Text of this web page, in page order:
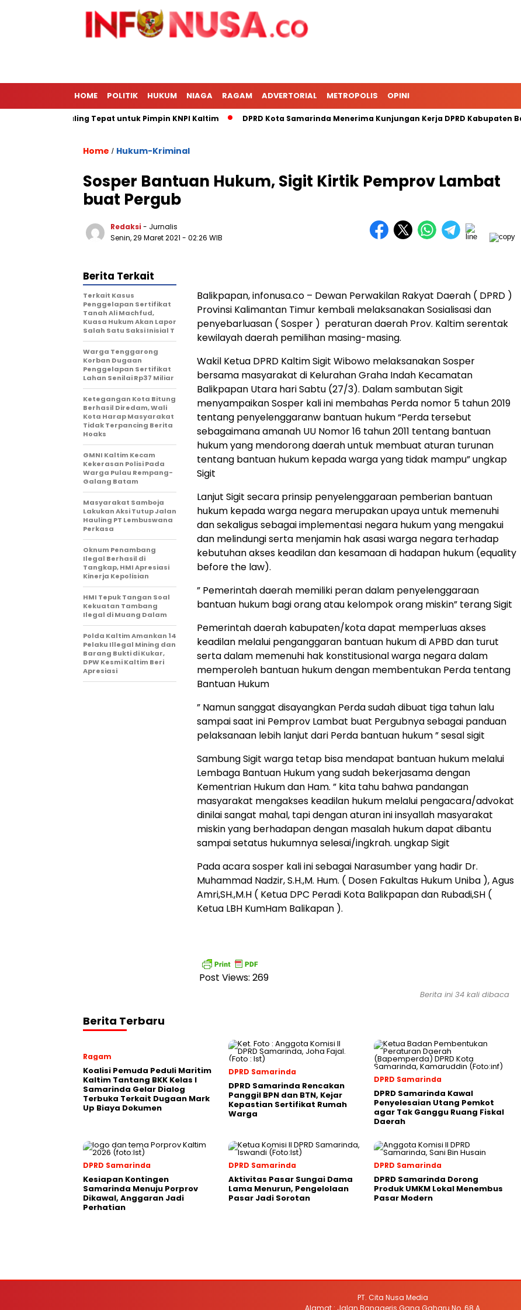
HOME POLITIK HUKUM NIAGA RAGAM ADVERTORIAL METROPOLIS OPINI
Afrizal Paling Tepat untuk Pimpin KNPI Kaltim DPRD Kota Samarinda Menerima Kunjungan Kerja DPRD Kabupaten Barru
Home / Hukum-Kriminal
Sosper Bantuan Hukum, Sigit Kirtik Pemprov Lambat
buat Pergub
Redaksi - Jurnalis
Senin, 29 Maret 2021 - 02:26 WIB
Balikpapan, infonusa.co – Dewan Perwakilan Rakyat Daerah ( DPRD )
Provinsi Kalimantan Timur kembali melaksanakan Sosialisasi dan
penyebarluasan ( Sosper ) peraturan daerah Prov. Kaltim serentak
kewilayah daerah pemilihan masing-masing.
Wakil Ketua DPRD Kaltim Sigit Wibowo melaksanakan Sosper
bersama masyarakat di Kelurahan Graha Indah Kecamatan
Balikpapan Utara hari Sabtu (27/3). Dalam sambutan Sigit
menyampaikan Sosper kali ini membahas Perda nomor 5 tahun 2019
tentang penyelenggaranw bantuan hukum “Perda tersebut
sebagaimana amanah UU Nomor 16 tahun 2011 tentang bantuan
hukum yang mendorong daerah untuk membuat aturan turunan
tentang bantuan hukum kepada warga yang tidak mampu” ungkap
Sigit
Lanjut Sigit secara prinsip penyelenggaraan pemberian bantuan
hukum kepada warga negara merupakan upaya untuk memenuhi
dan sekaligus sebagai implementasi negara hukum yang mengakui
dan melindungi serta menjamin hak asasi warga negara terhadap
kebutuhan akses keadilan dan kesamaan di hadapan hukum (equality
before the law).
” Pemerintah daerah memiliki peran dalam penyelenggaraan
bantuan hukum bagi orang atau kelompok orang miskin” terang Sigit
Pemerintah daerah kabupaten/kota dapat memperluas akses
keadilan melalui penganggaran bantuan hukum di APBD dan turut
serta dalam memenuhi hak konstitusional warga negara dalam
memperoleh bantuan hukum dengan membentukan Perda tentang
Bantuan Hukum
” Namun sanggat disayangkan Perda sudah dibuat tiga tahun lalu
sampai saat ini Pemprov Lambat buat Pergubnya sebagai panduan
pelaksanaan lebih lanjut dari Perda bantuan hukum ” sesal sigit
Sambung Sigit warga tetap bisa mendapat bantuan hukum melalui
Lembaga Bantuan Hukum yang sudah bekerjasama dengan
Kementrian Hukum dan Ham. ” kita tahu bahwa pandangan
masyarakat mengakses keadilan hukum melalui pengacara/advokat
dinilai sangat mahal, tapi dengan aturan ini insyallah masyarakat
miskin yang berhadapan dengan masalah hukum dapat dibantu
sampai setatus hukumnya selesai/ingkrah. ungkap Sigit
Pada acara sosper kali ini sebagai Narasumber yang hadir Dr.
Muhammad Nadzir, S.H.,M. Hum. ( Dosen Fakultas Hukum Uniba ), Agus
Amri,SH.,M.H ( Ketua DPC Peradi Kota Balikpapan dan Rubadi,SH (
Ketua LBH KumHam Balikapan ).
Post Views: 269
Berita Terkait
Terkait Kasus
Penggelapan Sertifikat
Tanah Ali Machfud,
Kuasa Hukum Akan Lapor
Salah Satu Saksi Inisial T
Warga Tenggarong
Korban Dugaan
Penggelapan Sertifikat
Lahan Senilai Rp37 Miliar
Ketegangan Kota Bitung
Berhasil Diredam, Wali
Kota Harap Masyarakat
Tidak Terpancing Berita
Hoaks
GMNI Kaltim Kecam
Kekerasan Polisi Pada
Warga Pulau Rempang-
Galang Batam
Masyarakat Samboja
Lakukan Aksi Tutup Jalan
Hauling PT Lembuswana
Perkasa
Oknum Penambang
Ilegal Berhasil di
Tangkap, HMI Apresiasi
Kinerja Kepolisian
HMI Tepuk Tangan Soal
Kekuatan Tambang
Ilegal di Muang Dalam
Polda Kaltim Amankan 14
Pelaku Illegal Mining dan
Barang Bukti di Kukar,
DPW Kesmi Kaltim Beri
Apresiasi
Berita ini 34 kali dibaca
Berita Terbaru
Ragam
Koalisi Pemuda Peduli Maritim
Kaltim Tantang BKK Kelas I
Samarinda Gelar Dialog
Terbuka Terkait Dugaan Mark
Up Biaya Dokumen
DPRD Samarinda
DPRD Samarinda Rencakan
Panggil BPN dan BTN, Kejar
Kepastian Sertifikat Rumah
Warga
DPRD Samarinda
DPRD Samarinda Kawal
Penyelesaian Utang Pemkot
agar Tak Ganggu Ruang Fiskal
Daerah
DPRD Samarinda
Kesiapan Kontingen
Samarinda Menuju Porprov
Dikawal, Anggaran Jadi
Perhatian
DPRD Samarinda
Aktivitas Pasar Sungai Dama
Lama Menurun, Pengelolaan
Pasar Jadi Sorotan
DPRD Samarinda
DPRD Samarinda Dorong
Produk UMKM Lokal Menembus
Pasar Modern
PT. Cita Nusa Media
Alamat : Jalan Banggeris Gang Gaharu No. 68 A